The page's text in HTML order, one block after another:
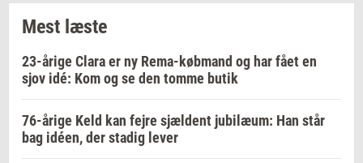
Mest læste
23-årige Clara er ny Rema-købmand og har fået en
sjov idé: Kom og se den tomme butik
76-årige Keld kan fejre sjældent jubilæum: Han står
bag idéen, der stadig lever